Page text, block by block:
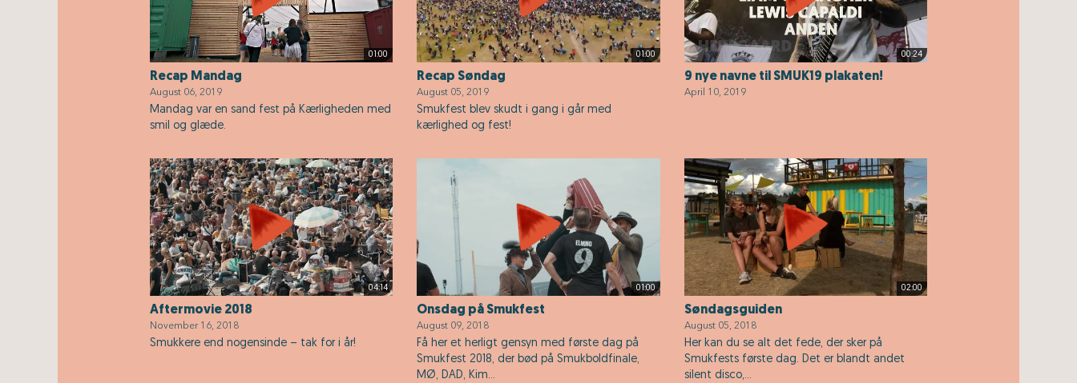
01:00
Recap Mandag
August 06, 2019
Mandag var en sand fest på Kærligheden med
smil og glæde.
01:00
Recap Søndag
August 05, 2019
Smukfest blev skudt i gang i går med
kærlighed og fest!
00:24
9 nye navne til SMUK19 plakaten!
April 10, 2019
04:14
Aftermovie 2018
November 16, 2018
Smukkere end nogensinde – tak for i år!
01:00
Onsdag på Smukfest
August 09, 2018
Få her et herligt gensyn med første dag på
Smukfest 2018, der bød på Smukboldfinale,
MØ, DAD, Kim...
02:00
Søndagsguiden
August 05, 2018
Her kan du se alt det fede, der sker på
Smukfests første dag. Det er blandt andet
silent disco,...